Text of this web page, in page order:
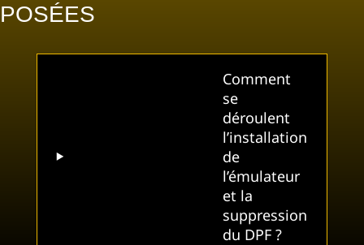
POSÉES
Comment
se
déroulent
l’installation
de
l’émulateur
et la
suppression
du DPF ?